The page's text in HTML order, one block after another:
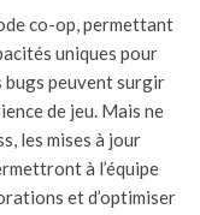
co-op, permettant
uniques pour
bugs peuvent surgir
de jeu. Mais ne
les mises à jour
à l’équipe
et d’optimiser